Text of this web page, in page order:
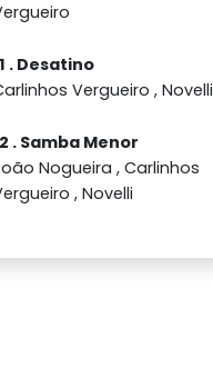
. Desatino
Vergueiro , Novelli
. Samba Menor
Nogueira , Carlinhos
, Novelli